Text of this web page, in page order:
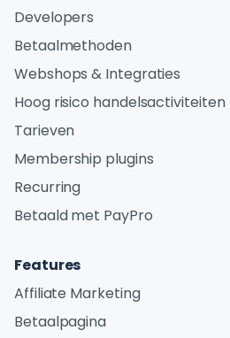
Developers
Betaalmethoden
Webshops & Integraties
Hoog risico handelsactiviteiten
Tarieven
Membership plugins
Recurring
Betaald met PayPro
Features
Affiliate Marketing
Betaalpagina